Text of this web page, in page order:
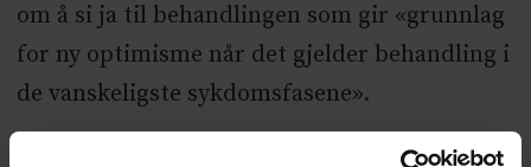
om å si ja til behandlingen som gir «grunnlag
for ny optimisme når det gjelder behandling i
de vanskeligste sykdomsfasene».
Det er beregnet at behandlingen vil koste